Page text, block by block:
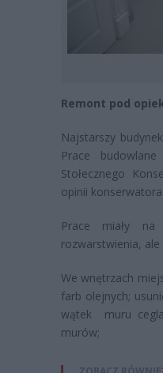
Remont pod
Najstarszy
Prace
Stołecznego
opinii
Prace miały
rozwarstwienia,
We wnętrzach
farb olejnych;
wątek muru
murów;